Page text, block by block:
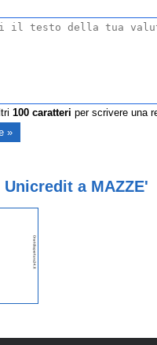
100caratteri per scrivere una
a MAZZE'